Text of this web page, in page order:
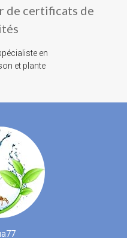
de certificats de
en
et plante